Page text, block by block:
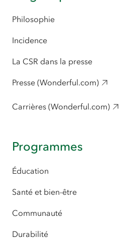
Philosophie
Incidence
La CSR dans la presse
Presse (Wonderful.com)
Carrières (Wonderful.com)
Programmes
Éducation
Santé et bien-être
Communauté
Durabilité